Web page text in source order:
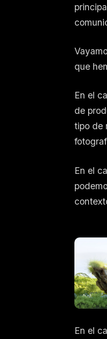
que
En el
de
tipo de
En el
En el